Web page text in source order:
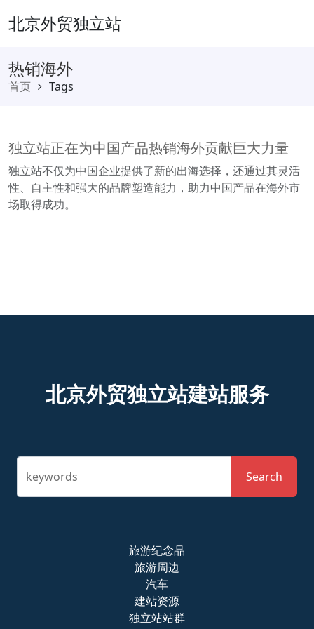
北京外贸独立站
热销海外
首页 Tags
独立站正在为中国产品热销海外贡献巨大力量
独立站不仅为中国企业提供了新的出海选择，还通过其灵活
性、自主性和强大的品牌塑造能力，助力中国产品在海外市
场取得成功。
北京外贸独立站建站服务
keywords Search
旅游纪念品
旅游周边
汽车
建站资源
独立站站群